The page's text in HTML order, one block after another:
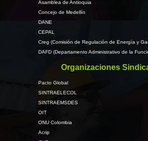
Asamblea de Antioquia
Concejo de Medellín
DANE
CEPAL
Creg (Comisión de Regulación de Energía y
DAFD (Departamento Administrativo de la
Organizaciones
Pacto Global
SINTRAELECOL
SINTRAEMSDES
OIT
ONU Colombia
Acrip